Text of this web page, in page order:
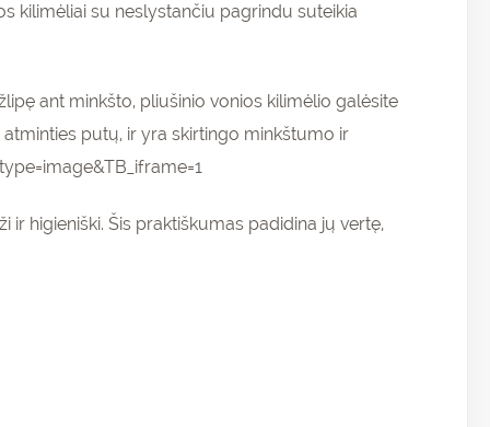
kilimėliai su neslystančiu pagrindu suteikia
ant minkšto, pliušinio vonios kilimėlio galėsite
putų, ir yra skirtingo minkštumo ir
higieniški. Šis praktiškumas padidina jų vertę,